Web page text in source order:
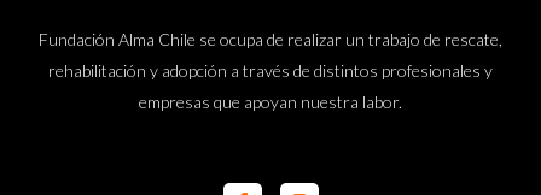
Fundación Alma Chile se ocupa de realizar un trabajo de rescate,
rehabilitación y adopción a través de distintos profesionales y
empresas que apoyan nuestra labor.